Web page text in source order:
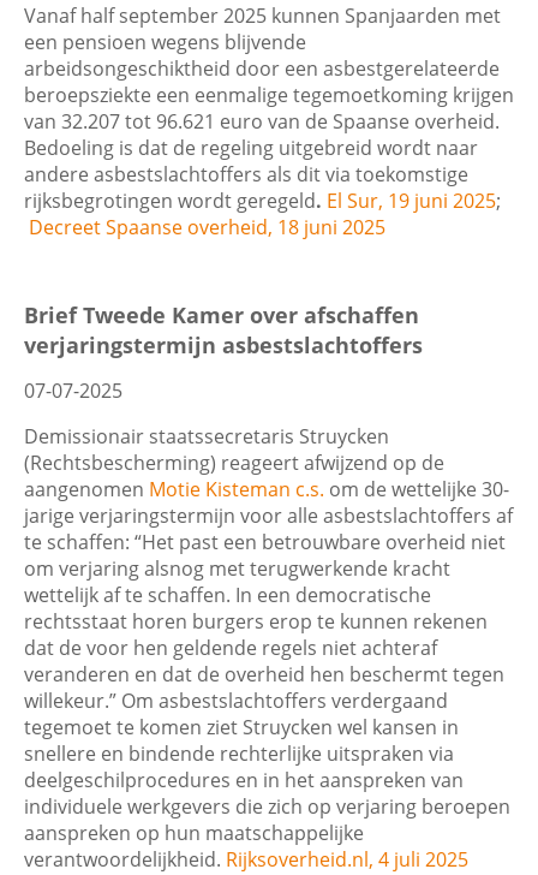
Wis filters Filter
Vanaf half september 2025 kunnen Spanjaarden met
een pensioen wegens blijvende
arbeidsongeschiktheid door een asbestgerelateerde
beroepsziekte een eenmalige tegemoetkoming krijgen
van 32.207 tot 96.621 euro van de Spaanse overheid.
Bedoeling is dat de regeling uitgebreid wordt naar
andere asbestslachtoffers als dit via toekomstige
rijksbegrotingen wordt geregeld. El Sur, 19 juni 2025;
Decreet Spaanse overheid, 18 juni 2025
Brief Tweede Kamer over afschaffen
verjaringstermijn asbestslachtoffers
07-07-2025
Demissionair staatssecretaris Struycken
(Rechtsbescherming) reageert afwijzend op de
aangenomen Motie Kisteman c.s. om de wettelijke 30-
jarige verjaringstermijn voor alle asbestslachtoffers af
te schaffen: “Het past een betrouwbare overheid niet
om verjaring alsnog met terugwerkende kracht
wettelijk af te schaffen. In een democratische
rechtsstaat horen burgers erop te kunnen rekenen
dat de voor hen geldende regels niet achteraf
veranderen en dat de overheid hen beschermt tegen
willekeur.” Om asbestslachtoffers verdergaand
tegemoet te komen ziet Struycken wel kansen in
snellere en bindende rechterlijke uitspraken via
deelgeschilprocedures en in het aanspreken van
individuele werkgevers die zich op verjaring beroepen
aanspreken op hun maatschappelijke
verantwoordelijkheid. Rijksoverheid.nl, 4 juli 2025